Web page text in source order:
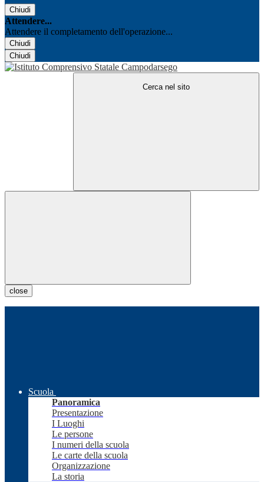
Chiudi
Attendere...
Attendere il completamento dell'operazione...
Chiudi
Chiudi
Cerca nel sito
close
Scuola
Panoramica
Presentazione
I Luoghi
Le persone
I numeri della scuola
Le carte della scuola
Organizzazione
La storia